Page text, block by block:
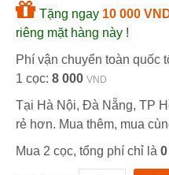
Tặng ngay 10 000
riêng mặt hàng này !
Phí vận chuyển toàn quốc
1 cọc: 8 000 VND
Tại Hà Nội, Đà Nẵng, TP
rẻ hơn. Mua thêm, mua
Mua 2 cọc, tổng phí chỉ là 0